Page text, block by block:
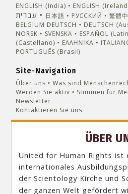
ENGLISH (India)
ENGLISH
עברית 日本語 РУССКИЙ 繁體
BELGIUM DEUTSCH DEUTSCH
NORSK
SVENSKA ESPAÑOL
(Castellano)
ΕΛΛΗΝΙΚA
PORTUGUÊS (Brasil)‎
Site-Navigation
Über uns Was sind
Werden Sie aktiv
Stimmen für
Newsletter
Kontaktieren Sie uns
ÜBER
United for Human Rights ist
internationales
der Scientology Kirche und
der ganzen Welt gefördert